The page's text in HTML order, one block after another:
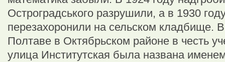
Остроградського разрушили, а в 1930
перезахоронили на сельском кладбище.
Полтаве в Октябрьском районе в честь
улица Институтская была названа